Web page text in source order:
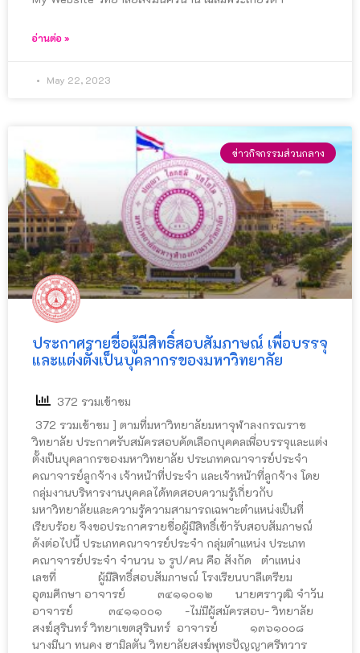
อ่านต่อ »
May 22, 2023
ข่าวกิจกรรมส่วนกลาง
ประกาศรายชื่อผู้มีสิทธิ์สอบสัมภาษณ์ เพื่อบรรจุ
และแต่งตั้งเป็นบุคลากรของมหาวิทยาลัย
372 รวมเข้าชม
372 รวมเข้าชม ] ㅤㅤㅤㅤตามที่มหาวิทยาลัยมหาจุฬาลงกรณราช
วิทยาลัย ประกาศรับสมัครสอบคัดเลือกบุคคลเพื่อบรรจุและแต่ง
ตั้งเป็นบุคลากรของมหาวิทยาลัย ประเภทคณาจารย์ประจำ
คณาจารย์ลูกจ้าง เจ้าหน้าที่ประจำ และเจ้าหน้าที่ลูกจ้าง โดย
กลุ่มงานบริหารงานบุคคลได้ทดสอบความรู้เกี่ยวกับ
มหาวิทยาลัยและความรู้ความสามารถเฉพาะตำแหน่งเป็นที่
เรียบร้อย จึงขอประกาศรายชื่อผู้มีสิทธิ์เข้ารับสอบสัมภาษณ์
ดังต่อไปนี้ ประเภทคณาจารย์ประจำ ㅤㅤกลุ่มตำแหน่ง ประเภท
คณาจารย์ประจำ จำนวน ๖ รูป/คน คือ ㅤㅤสังกัด ตำแหน่ง
เลขที่ ผู้มีสิทธิ์สอบสัมภาษณ์ ㅤㅤโรงเรียนบาลีเตรียม
อุดมศึกษา ㅤㅤㅤㅤㅤอาจารย์ ๓๔๑๑๐๑๒ นายศราวุฒิ จำวัน ㅤㅤㅤㅤㅤ
อาจารย์ ๓๔๑๑๐๐๑ -ไม่มีผู้สมัครสอบ- ㅤㅤวิทยาลัย
สงฆ์สุรินทร์ วิทยาเขตสุรินทร์ ㅤㅤㅤㅤㅤ อาจารย์ ๑๓๖๑๐๐๘
นางมีนา ทนคง ฮามิลตัน ㅤㅤวิทยาลัยสงฆ์พุทธปัญญาศรีทวาร